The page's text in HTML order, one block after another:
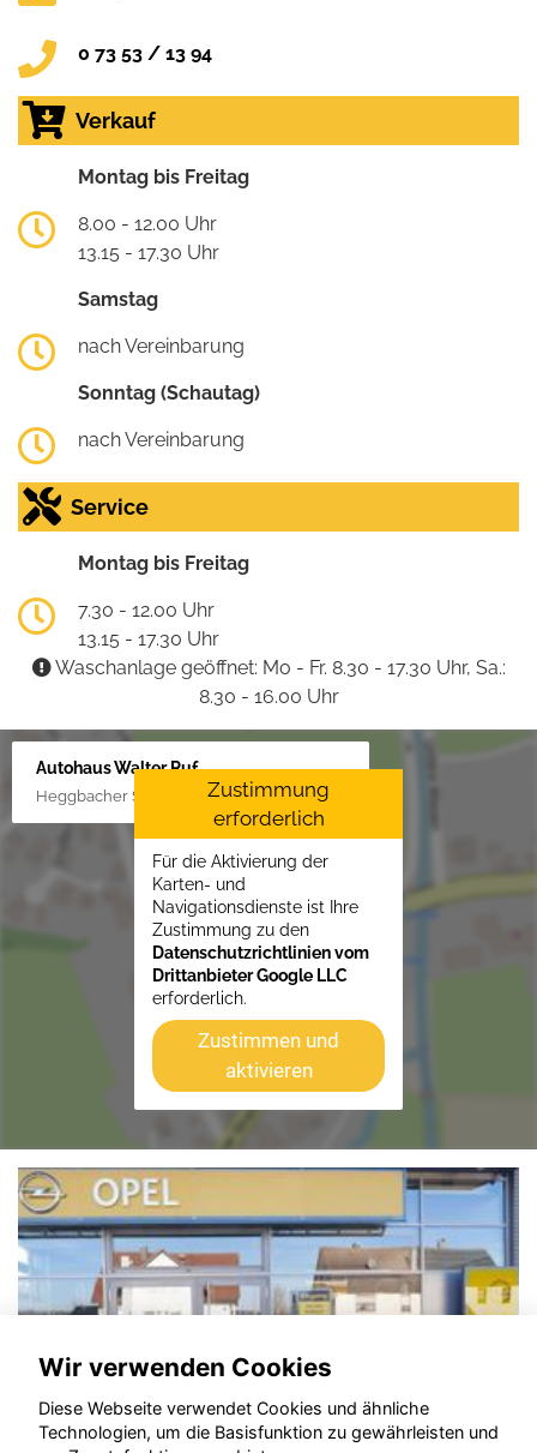
0 73 53 / 13 94
Verkauf
Montag bis Freitag
8.00 - 12.00 Uhr
13.15 - 17.30 Uhr
Samstag
nach Vereinbarung
Sonntag (Schautag)
nach Vereinbarung
Service
Montag bis Freitag
7.30 - 12.00 Uhr
13.15 - 17.30 Uhr
Waschanlage geöffnet: Mo - Fr. 8.30 - 17.30 Uhr, Sa.:
8.30 - 16.00 Uhr
Autohaus Walter Ruf
Heggbacher Straße 25, 88477 Schönebürg
Zustimmung
erforderlich
Für die Aktivierung der
Karten- und
Navigationsdienste ist Ihre
Zustimmung zu den
Datenschutzrichtlinien vom
Drittanbieter Google LLC
erforderlich.
Zustimmen und
aktivieren
Wir verwenden Cookies
Diese Webseite verwendet Cookies und ähnliche
Technologien, um die Basisfunktion zu gewährleisten und